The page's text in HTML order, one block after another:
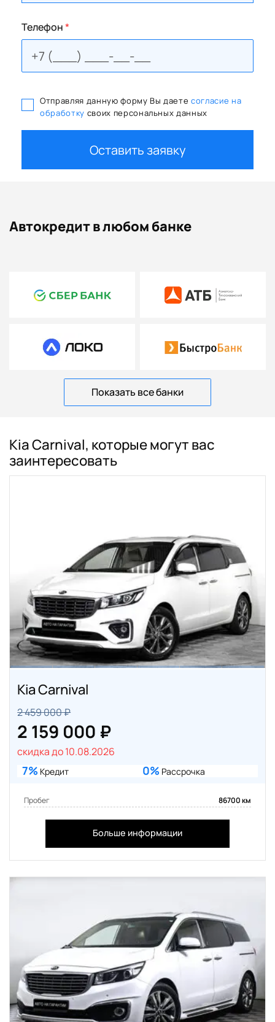
Телефон*
Отправляя данную форму Вы даете согласие на
обработку своих персональных данных
Оставить заявку
Автокредит в любом банке
Показать все банки
Kia Carnival, которые могут вас
заинтересовать
Kia Carnival
2 459 000 ₽
2 159 000 ₽
скидка до 10.08.2026
7% Кредит 0% Рассрочка
Пробег 86700 км
Больше информации